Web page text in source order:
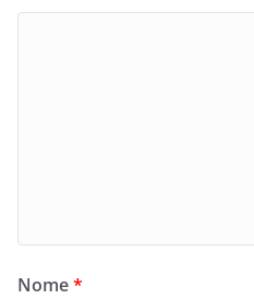
Nome*